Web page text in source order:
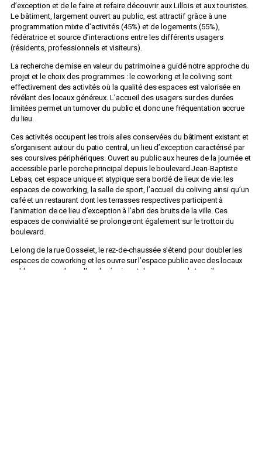
d’exception et de le faire et refaire découvrir aux Lillois et aux touristes.
Le bâtiment, largement ouvert au public, est attractif grâce à une
programmation mixte d’activités (45%) et de logements (55%),
fédératrice et source d’interactions entre les différents usagers
(résidents, professionnels et visiteurs).
La recherche de mise en valeur du patrimoine a guidé notre approche du
projet et le choix des programmes : le coworking et le coliving sont
effectivement des activités où la qualité des espaces est valorisée en
révélant des locaux généreux. L’accueil des usagers sur des durées
limitées permet un turnover du public et donc une fréquentation accrue
du lieu.
Ces activités occupent les trois ailes conservées du bâtiment existant et
s’organisent autour du patio central, un lieu d’exception caractérisé par
ses coursives périphériques. Ouvert au public aux heures de la journée et
accessible par le porche principal depuis le boulevard Jean-Baptiste
Lebas, cet espace unique et atypique sera bordé de lieux de vie: les
espaces de coworking, la salle de sport, l’accueil du coliving ainsi qu’un
café et un restaurant dont les terrasses respectives participent à
l’animation de ce lieu d’exception à l’abri des bruits de la ville. Ces
espaces de convivialité se prolongeront également sur le trottoir du
boulevard.
Le long de la rue Gosselet, le rez-de-chaussée s’étend pour doubler les
espaces de coworking et les ouvre sur l’espace public avec des locaux
nobles comme des salles de réunion et des espaces de travail
zita ! 185 rue Solférino 59000 Lille